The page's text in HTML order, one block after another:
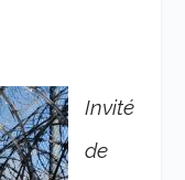
Invité
de